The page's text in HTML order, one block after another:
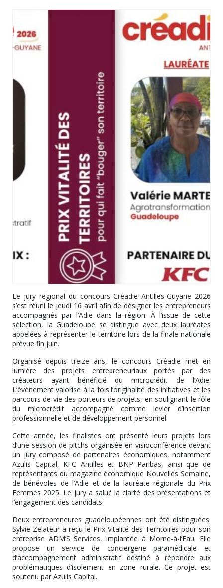
Le jury régional du concours Créadie Antilles-Guyane 2026
s’est réuni le jeudi 16 avril afin de désigner les entrepreneurs
accompagnés par l’Adie dans la région. À l’issue de cette
sélection, la Guadeloupe se distingue avec deux lauréates
appelées à représenter le territoire lors de la finale nationale
prévue fin juin.
Organisé depuis treize ans, le concours Créadie met en
lumière des projets entrepreneuriaux portés par des
créateurs ayant bénéficié du microcrédit de l’Adie.
L’événement valorise à la fois l’originalité des initiatives et les
parcours de vie des porteurs de projets, en soulignant le rôle
du microcrédit accompagné comme levier d’insertion
professionnelle et de développement personnel.
Cette année, les finalistes ont présenté leurs projets lors
d’une session de pitchs organisée en visioconférence devant
un jury composé de partenaires économiques, notamment
Azulis Capital, KFC Antilles et BNP Paribas, ainsi que de
représentants du magazine économique Nouvelles Semaine,
de bénévoles de l’Adie et de la lauréate régionale du Prix
Femmes 2025. Le jury a salué la clarté des présentations et
l’engagement des candidats.
Deux entrepreneures guadeloupéennes ont été distinguées.
Sylvie Zelateur a reçu le Prix Vitalité des Territoires pour son
entreprise ADM’S Services, implantée à Morne-à-l’Eau. Elle
propose un service de conciergerie paramédicale et
d’accompagnement administratif destiné à répondre aux
problématiques d’isolement en zone rurale. Ce projet est
soutenu par Azulis Capital.